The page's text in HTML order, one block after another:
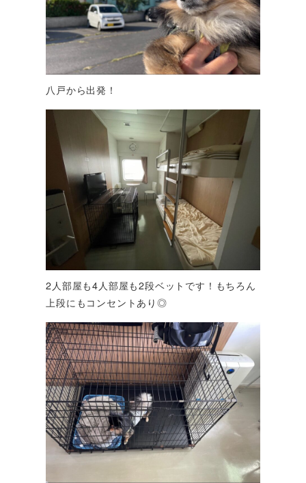
八戸から出発！
2人部屋も4人部屋も2段ベットです！もちろん
上段にもコンセントあり◎